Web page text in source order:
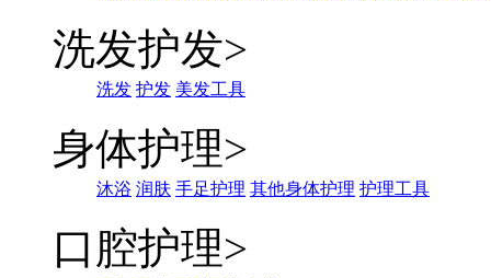
洗发护发>
洗发 护发 美发工具
身体护理>
沐浴 润肤 手足护理 其他身体护理 护理工具
口腔护理>